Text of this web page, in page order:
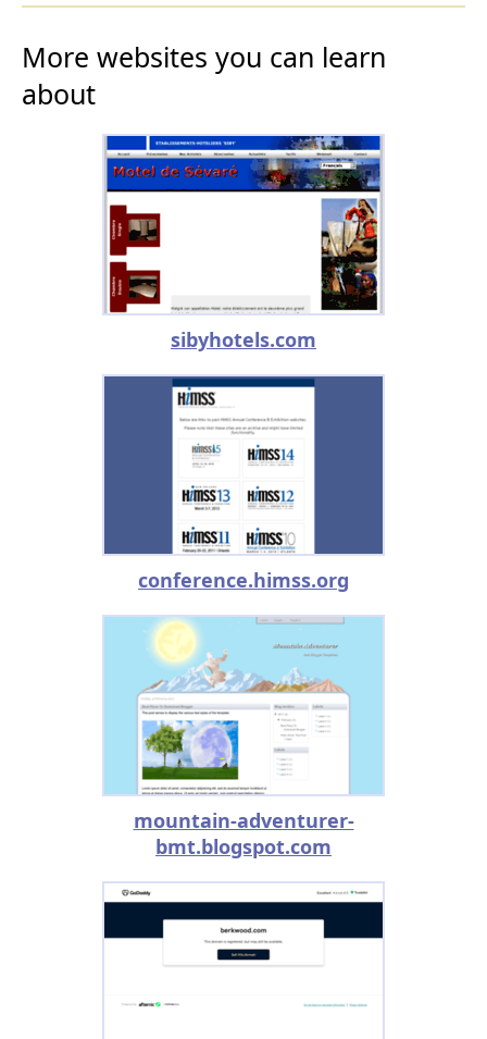
More websites you can learn
about
sibyhotels.com
conference.himss.org
mountain-adventurer-
bmt.blogspot.com